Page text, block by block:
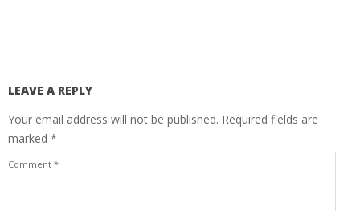
03
LEAVE A REPLY
Your email address will not be published. Required fields are
marked *
Comment *